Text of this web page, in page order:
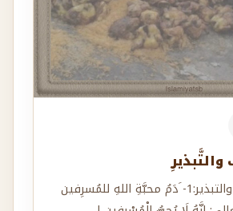
والتَّبذيرِ
من اثار الاسراف والتبذير:1- َدَمُ محبَّةِ اللهِ للمُسرِفين